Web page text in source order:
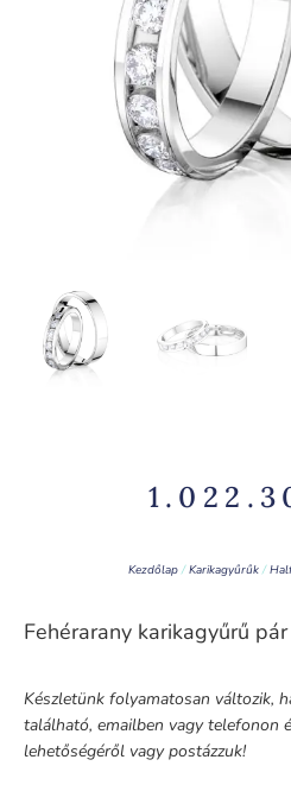
Kezdőlap/Karikagyűrűk/
Fehérarany karikagyűrű
Készletünk folyamatosan változik,
található, emailben vagy telefonon
lehetőségéről vagy postázzuk!